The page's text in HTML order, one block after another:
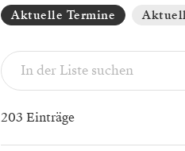
Aktuelle Termine
203 Einträge